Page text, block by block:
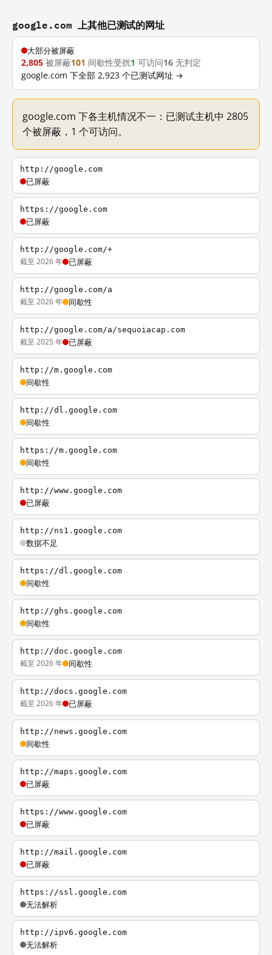
google.com 上其他已测试的网址
大部分被屏蔽
2,805 被屏蔽101 间歇性受扰1 可访问16 无判定
google.com 下全部 2,923 个已测试网址 →
google.com 下各主机情况不一：已测试主机中 2805
个被屏蔽，1 个可访问。
http://google.com
已屏蔽
https://google.com
已屏蔽
http://google.com/+
截至 2026 年 已屏蔽
http://google.com/a
截至 2026 年 间歇性
http://google.com/a/sequoiacap.com
截至 2025 年 已屏蔽
http://m.google.com
间歇性
http://dl.google.com
间歇性
https://m.google.com
间歇性
http://www.google.com
已屏蔽
http://ns1.google.com
数据不足
https://dl.google.com
间歇性
http://ghs.google.com
间歇性
http://doc.google.com
截至 2026 年 间歇性
http://docs.google.com
截至 2026 年 已屏蔽
http://news.google.com
间歇性
http://maps.google.com
已屏蔽
https://www.google.com
已屏蔽
http://mail.google.com
已屏蔽
https://ssl.google.com
无法解析
http://ipv6.google.com
无法解析